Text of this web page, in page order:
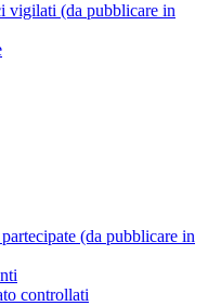
vigilati (da pubblicare in
(da pubblicare in
controllati